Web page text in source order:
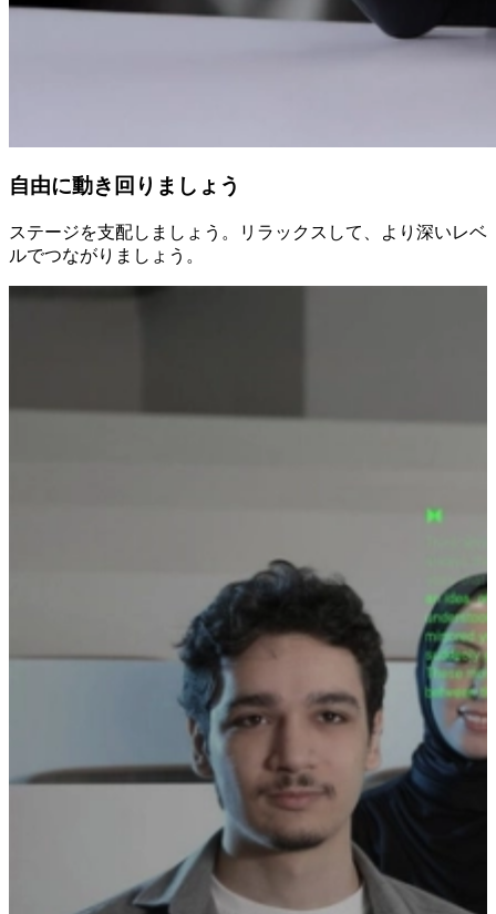
自由に動き回りましょう
ステージを支配しましょう。リラックスして、より深いレベ
ルでつながりましょう。